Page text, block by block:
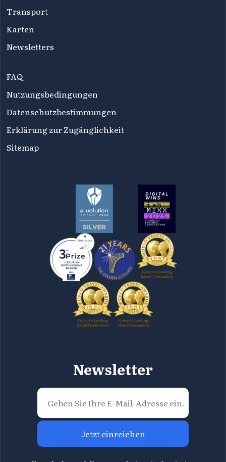
Transport
Karten
Newsletters
FAQ
Nutzungsbedingungen
Datenschutzbestimmungen
Erklärung zur Zugänglichkeit
Sitemap
Newsletter
Jetzt einreichen